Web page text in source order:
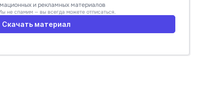
и рекламных материалов
не спамим — вы всегда можете отписаться.
Скачать материал